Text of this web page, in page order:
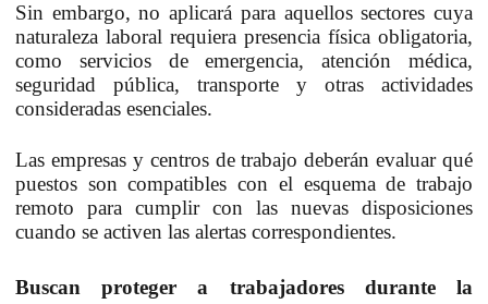
Sin embargo, no aplicará para aquellos sectores cuya
naturaleza laboral requiera presencia física obligatoria,
como servicios de emergencia, atención médica,
seguridad pública, transporte y otras actividades
consideradas esenciales.
Las empresas y centros de trabajo deberán evaluar qué
puestos son compatibles con el esquema de trabajo
remoto para cumplir con las nuevas disposiciones
cuando se activen las alertas correspondientes.
Buscan proteger a trabajadores durante la